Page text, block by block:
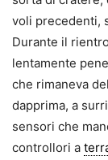
voli precedenti,
Durante il
lentamente
che rimaneva
dapprima, a
sensori che
controllori a